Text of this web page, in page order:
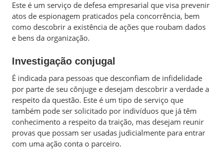
Este é um serviço de defesa empresarial que visa prevenir
atos de espionagem praticados pela concorrência, bem
como descobrir a existência de ações que roubam dados
e bens da organização.
Investigação conjugal
É indicada para pessoas que desconfiam de infidelidade
por parte de seu cônjuge e desejam descobrir a verdade a
respeito da questão. Este é um tipo de serviço que
também pode ser solicitado por indivíduos que já têm
conhecimento a respeito da traição, mas desejam reunir
provas que possam ser usadas judicialmente para entrar
com uma ação conta o parceiro.